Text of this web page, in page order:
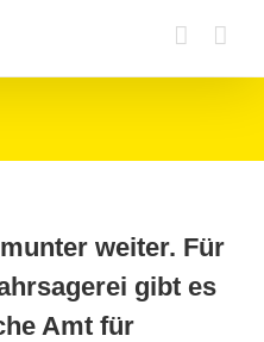
weiter. Für
gibt es
Amt für